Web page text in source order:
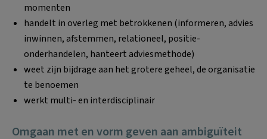
momenten
handelt in overleg met betrokkenen (informeren, advies
inwinnen, afstemmen, relationeel, positie-
onderhandelen, hanteert adviesmethode)
weet zijn bijdrage aan het grotere geheel, de organisatie
te benoemen
werkt multi- en interdisciplinair
Omgaan met en vorm geven aan ambiguïteit